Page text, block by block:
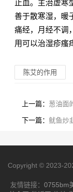
止血。主治虚寒
善于散寒湿，暖
痛经，月经不调
用可以治湿疹瘙
陈艾的作用
上一篇： 葱油面
下一篇： 鱿鱼炒
Copyright © 2023-
友情链接： 0755bm